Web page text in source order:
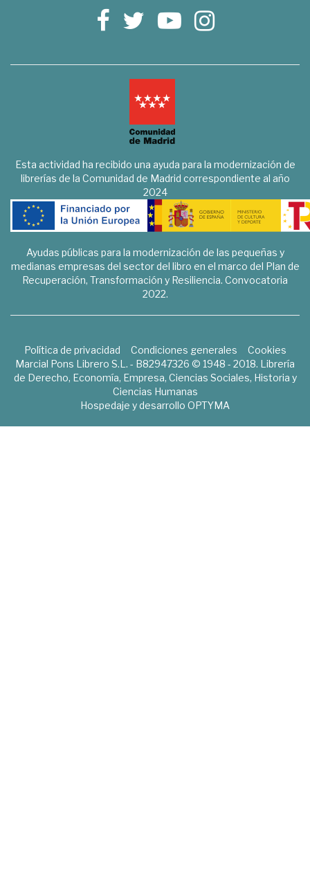
Esta actividad ha recibido una ayuda para la modernización de
librerías de la Comunidad de Madrid correspondiente al año
2024
Ayudas públicas para la modernización de las pequeñas y
medianas empresas del sector del libro en el marco del Plan de
Recuperación, Transformación y Resiliencia. Convocatoria
2022.
Política de privacidad Condiciones generales
Cookies
Marcial Pons Librero S.L. - B82947326 © 1948 - 2018. Librería
de Derecho, Economía, Empresa, Ciencias Sociales, Historia y
Ciencias Humanas
Hospedaje y desarrollo OPTYMA